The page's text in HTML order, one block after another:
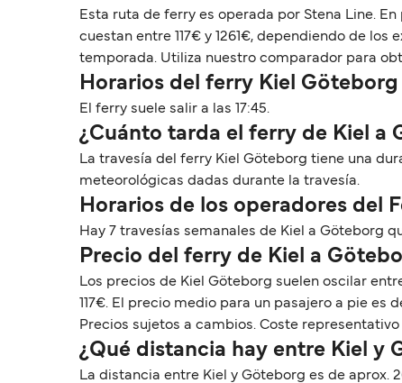
Esta ruta de ferry es operada por Stena Line.
cuestan entre 117€ y 1261€, dependiendo de
temporada. Utiliza nuestro comparador para
Horarios del ferry Kiel Göteborg
El ferry suele salir a las 17:45.
¿Cuánto tarda el ferry de Kiel a
La travesía del ferry Kiel Göteborg tiene una
meteorológicas dadas durante la travesía.
Horarios de los operadores del
Hay 7 travesías semanales de Kiel a Göteborg
Precio del ferry de Kiel a
Los precios de Kiel Göteborg suelen oscilar
117€. El precio medio para un pasajero a pie es
Precios sujetos a cambios. Coste
¿Qué distancia hay entre Kiel y
La distancia entre Kiel y Göteborg es de aprox.